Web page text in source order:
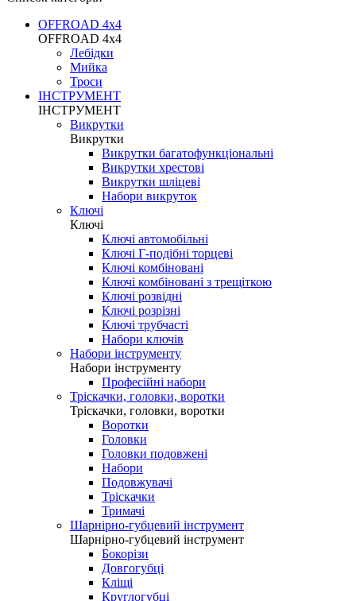
OFFROAD 4х4
OFFROAD 4х4
Лебідки
Мийка
Троси
ІНСТРУМЕНТ
ІНСТРУМЕНТ
Викрутки
Викрутки
Викрутки багатофункціональні
Викрутки хрестові
Викрутки шліцеві
Набори викруток
Ключі
Ключі
Ключі автомобільні
Ключі Г-подібні торцеві
Ключі комбіновані
Ключі комбіновані з трещіткою
Ключі розвідні
Ключі розрізні
Ключі трубчасті
Набори ключів
Набори інструменту
Набори інструменту
Професійні набори
Тріскачки, головки, воротки
Тріскачки, головки, воротки
Воротки
Головки
Головки подовжені
Набори
Подовжувачі
Тріскачки
Тримачі
Шарнірно-губцевий інструмент
Шарнірно-губцевий інструмент
Бокорізи
Довгогубці
Кліщі
Круглогубці